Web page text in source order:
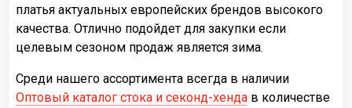
платья актуальных европейских брендов высокого
качества. Отлично подойдет для закупки если
целевым сезоном продаж является зима.
Среди нашего ассортимента всегда в наличии
Оптовый каталог стока и секонд-хенда в количестве